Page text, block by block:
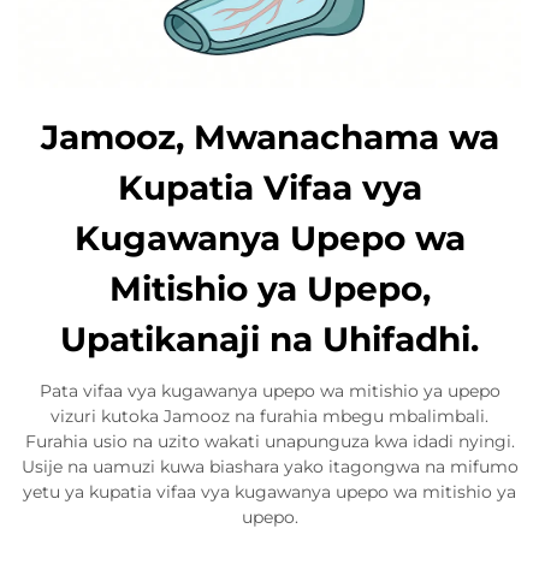
Jamooz, Mwanachama wa
Kupatia Vifaa vya
Kugawanya Upepo wa
Mitishio ya Upepo,
Upatikanaji na Uhifadhi.
Pata vifaa vya kugawanya upepo wa mitishio ya upepo
vizuri kutoka Jamooz na furahia mbegu mbalimbali.
Furahia usio na uzito wakati unapunguza kwa idadi nyingi.
Usije na uamuzi kuwa biashara yako itagongwa na mifumo
yetu ya kupatia vifaa vya kugawanya upepo wa mitishio ya
upepo.